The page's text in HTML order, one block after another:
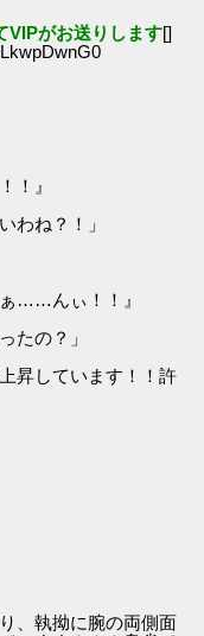
VIPがお送りします[]
！』
わね？！」
……んぃ！！』
たの？」
昇しています！！許
、執拗に腕の両側面